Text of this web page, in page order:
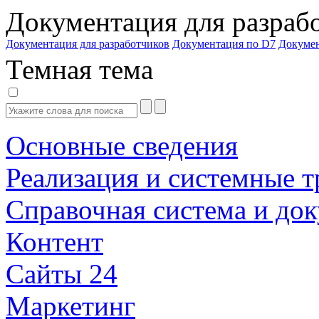
Документация для
Документация для разработчиков Документация по D7
Темная тема
Основные сведения
Реализация и системные
Справочная система и
Контент
Сайты 24
Маркетинг